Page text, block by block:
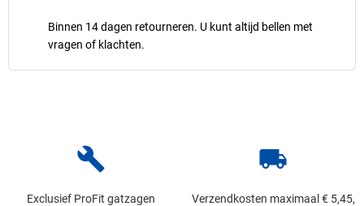
Binnen 14 dagen retourneren. U kunt altijd bellen met
vragen of klachten.
build
Exclusief ProFit gatzagen
local_shipping
Verzendkosten maximaal € 5,45,